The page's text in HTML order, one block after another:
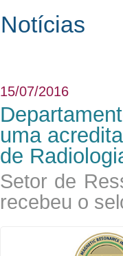
15/07/2016
uma
de
Setor de
recebeu o